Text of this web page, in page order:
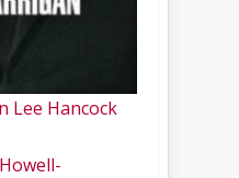
Lee Hancock